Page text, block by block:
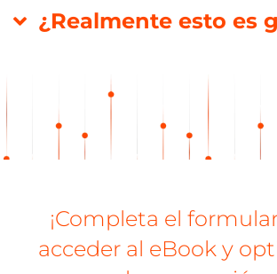
¿Realmente esto es
¡Completa el
acceder al eBook y